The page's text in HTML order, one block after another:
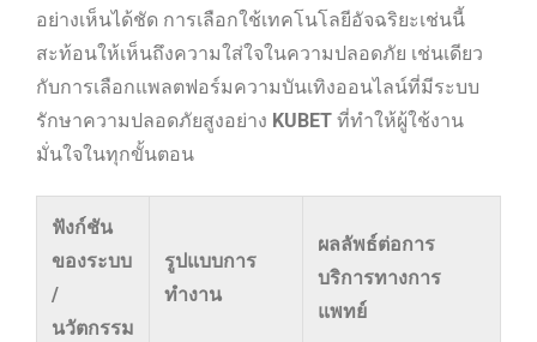
อย่างเห็นได้ชัด การเลือกใช้เทคโนโลยีอัจฉริยะเช่นนี้
สะท้อนให้เห็นถึงความใส่ใจในความปลอดภัย เช่นเดียว
กับการเลือกแพลตฟอร์มความบันเทิงออนไลน์ที่มีระบบ
รักษาความปลอดภัยสูงอย่าง KUBET ที่ทำให้ผู้ใช้งาน
มั่นใจในทุกขั้นตอน
ฟังก์ชัน
ของระบบ
/
นวัตกรรม
รูปแบบการ
ทำงาน
ผลลัพธ์ต่อการ
บริการทางการ
แพทย์